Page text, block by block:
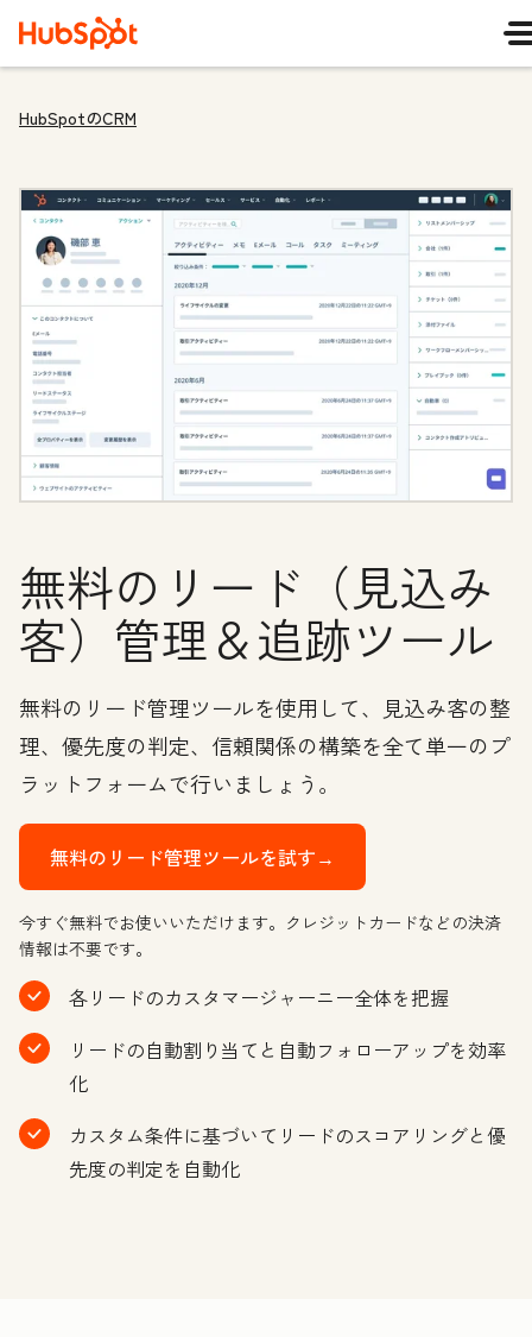
HubSpotのCRM
無料のリード（見込み
客）管理＆追跡ツール
無料のリード管理ツールを使用して、見込み客の整
理、優先度の判定、信頼関係の構築を全て単一のプ
ラットフォームで行いましょう。
無料のリード管理ツールを試す→
今すぐ無料でお使いいただけます。クレジットカードなどの決済
情報は不要です。
各リードのカスタマージャーニー全体を把握
リードの自動割り当てと自動フォローアップを効率
化
カスタム条件に基づいてリードのスコアリングと優
先度の判定を自動化